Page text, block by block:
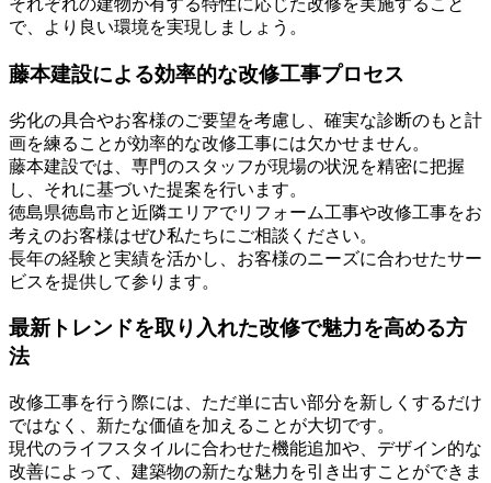
それぞれの建物が有する特性に応じた改修を実施すること
で、より良い環境を実現しましょう。
藤本建設による効率的な改修工事プロセス
劣化の具合やお客様のご要望を考慮し、確実な診断のもと計
画を練ることが効率的な改修工事には欠かせません。
藤本建設では、専門のスタッフが現場の状況を精密に把握
し、それに基づいた提案を行います。
徳島県徳島市と近隣エリアでリフォーム工事や改修工事をお
考えのお客様はぜひ私たちにご相談ください。
長年の経験と実績を活かし、お客様のニーズに合わせたサー
ビスを提供して参ります。
最新トレンドを取り入れた改修で魅力を高める方
法
改修工事を行う際には、ただ単に古い部分を新しくするだけ
ではなく、新たな価値を加えることが大切です。
現代のライフスタイルに合わせた機能追加や、デザイン的な
改善によって、建築物の新たな魅力を引き出すことができま